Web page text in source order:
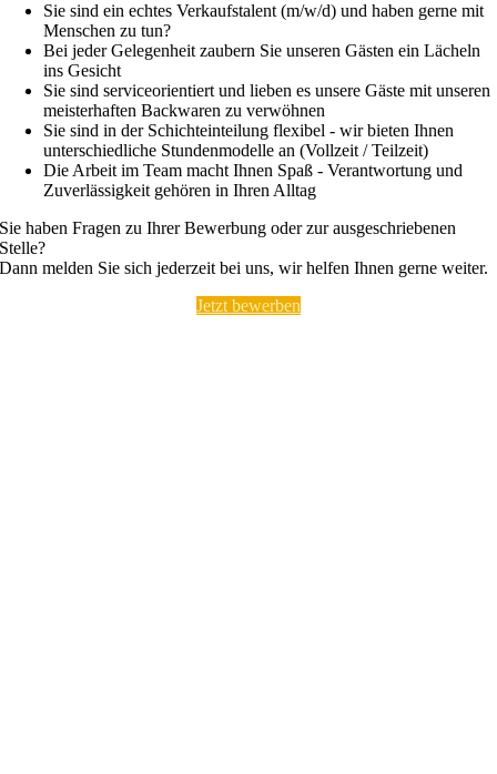
Sie sind ein echtes Verkaufstalent (m/w/d) und haben gerne mit
Menschen zu tun?
Bei jeder Gelegenheit zaubern Sie unseren Gästen ein Lächeln
ins Gesicht
Sie sind serviceorientiert und lieben es unsere Gäste mit unseren
meisterhaften Backwaren zu verwöhnen
Sie sind in der Schichteinteilung flexibel - wir bieten Ihnen
unterschiedliche Stundenmodelle an (Vollzeit / Teilzeit)
Die Arbeit im Team macht Ihnen Spaß - Verantwortung und
Zuverlässigkeit gehören in Ihren Alltag
Sie haben Fragen zu Ihrer Bewerbung oder zur ausgeschriebenen
Stelle?
Dann melden Sie sich jederzeit bei uns, wir helfen Ihnen gerne weiter.
Jetzt bewerben